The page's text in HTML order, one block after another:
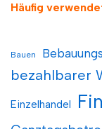
Häufig
Bauen
bezahlbarer
Einzelhandel